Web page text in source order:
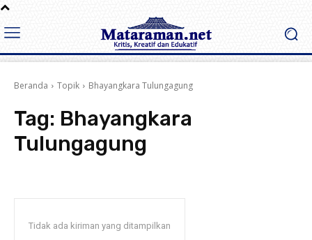
Beranda Topik Bhayangkara Tulungagung
Tag: Bhayangkara
Tulungagung
Tidak ada kiriman yang ditampilkan